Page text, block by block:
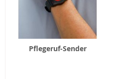
Pflegeruf-Sender